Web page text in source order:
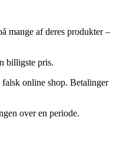
mange af deres produkter –
billigste pris.
online shop. Betalinger
over en periode.